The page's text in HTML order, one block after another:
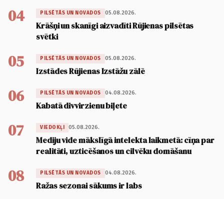
04 PILSĒTĀS UN NOVADOS 05.08.2026.
Krāšņi un skanīgi aizvadīti Rūjienas pilsētas
svētki
05 PILSĒTĀS UN NOVADOS 05.08.2026.
Izstādes Rūjienas Izstāžu zālē
06 PILSĒTĀS UN NOVADOS 04.08.2026.
Kabatā divvirzienu biļete
07 VIEDOKĻI 05.08.2026.
Mediju vide mākslīgā intelekta laikmetā: cīņa par
realitāti, uzticēšanos un cilvēku domāšanu
08 PILSĒTĀS UN NOVADOS 04.08.2026.
Ražas sezonai sākums ir labs